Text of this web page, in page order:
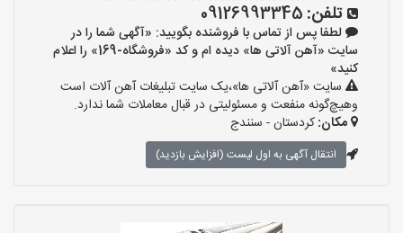
تلفن: 09126993345
لطفا پس از تماس با فروشنده بگویید: «آگهی شما را در
سایت «آهن آلاتی ها» دیده ام و کد «فروشگاه-169» را اعلام
کنید»
سایت «آهن آلاتی ها»،یک سایت تبلیغات آهن آلات است
وهیچ‌گونه منفعت و مسئولیتی در قبال معاملات شما ندارد.
مکان:کردستان - سنندج
انتقال آگهی به اول لیست (افزایش بازدید)